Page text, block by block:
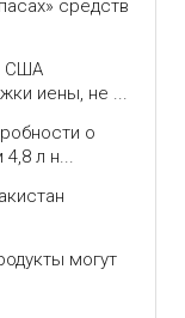
средств
США
иены, не ...
о
л н...
могут